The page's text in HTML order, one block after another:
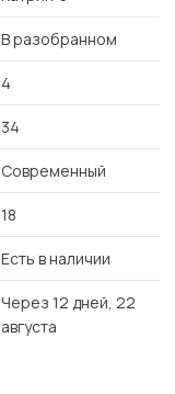
В разобранном
4
34
Современный
18
Есть в наличии
Через 12 дней, 22
августа